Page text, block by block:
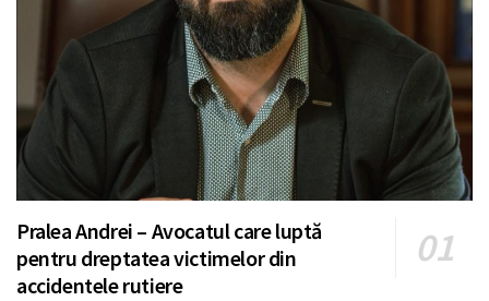
Pralea Andrei – Avocatul care luptă
pentru dreptatea victimelor din
accidentele rutiere